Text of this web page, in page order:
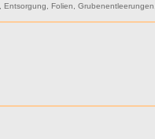
,Entsorgung ,Folien ,Grubenentleerungen